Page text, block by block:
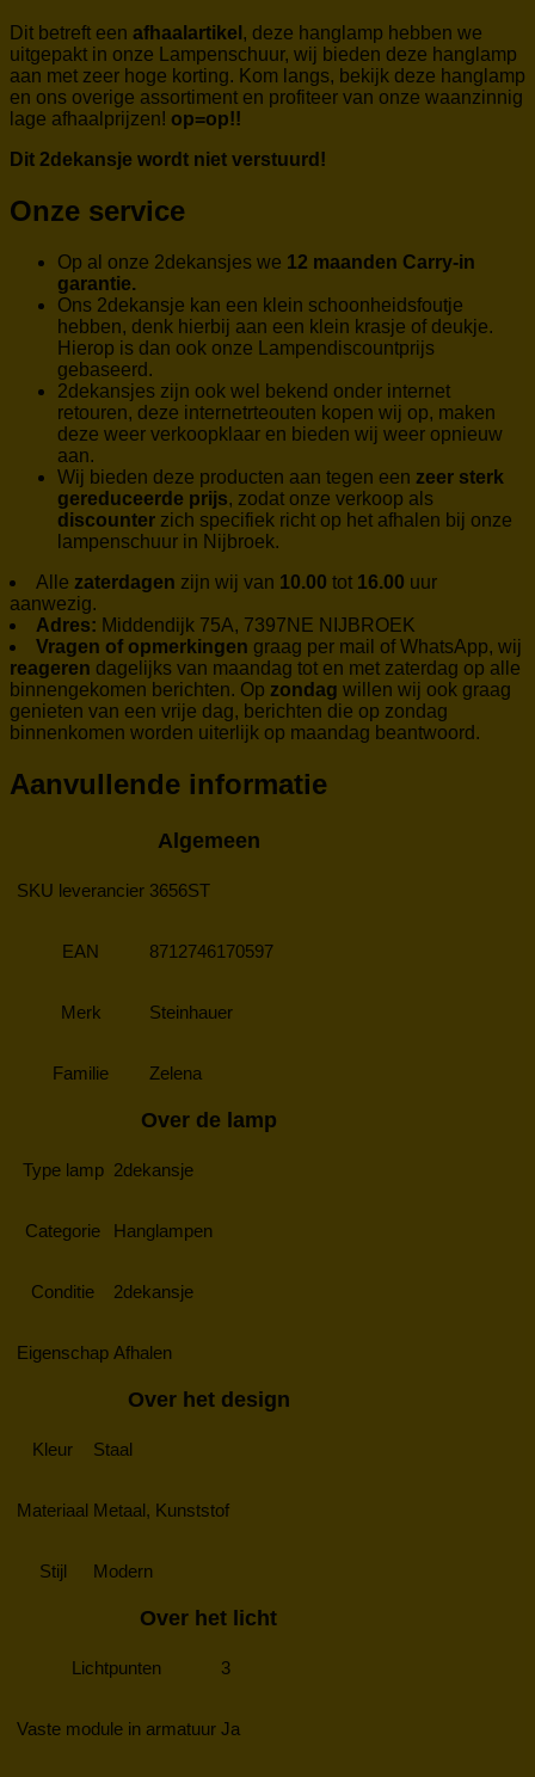
Dit betreft een afhaalartikel , deze hanglamp hebben we
uitgepakt in onze Lampenschuur, wij bieden deze hanglamp
aan met zeer hoge korting. Kom langs, bekijk deze hanglamp
en ons overige assortiment en profiteer van onze waanzinnig
lage afhaalprijzen! op=op!!
Dit 2dekansje wordt niet verstuurd!
Onze service
Op al onze 2dekansjes we 12 maanden Carry-in
garantie.
Ons 2dekansje kan een klein schoonheidsfoutje
hebben, denk hierbij aan een klein krasje of deukje.
Hierop is dan ook onze Lampendiscountprijs
gebaseerd.
2dekansjes zijn ook wel bekend onder internet
retouren, deze internetrteouten kopen wij op, maken
deze weer verkoopklaar en bieden wij weer opnieuw
aan.
Wij bieden deze producten aan tegen een zeer sterk
gereduceerde prijs, zodat onze verkoop als
discounter zich specifiek richt op het afhalen bij onze
lampenschuur in Nijbroek.
Alle zaterdagen zijn wij van 10.00 tot 16.00 uur
aanwezig.
Adres: Middendijk 75A, 7397NE NIJBROEK
Vragen of opmerkingen graag per mail of WhatsApp, wij
reageren dagelijks van maandag tot en met zaterdag op alle
binnengekomen berichten. Op zondag willen wij ook graag
genieten van een vrije dag, berichten die op zondag
binnenkomen worden uiterlijk op maandag beantwoord.
Aanvullende informatie
Algemeen
SKU leverancier 3656ST
EAN 8712746170597
Merk Steinhauer
Familie Zelena
Over de lamp
Type lamp 2dekansje
Categorie Hanglampen
Conditie 2dekansje
Eigenschap Afhalen
Over het design
Kleur Staal
Materiaal Metaal, Kunststof
Stijl Modern
Over het licht
Lichtpunten 3
Vaste module in armatuur Ja